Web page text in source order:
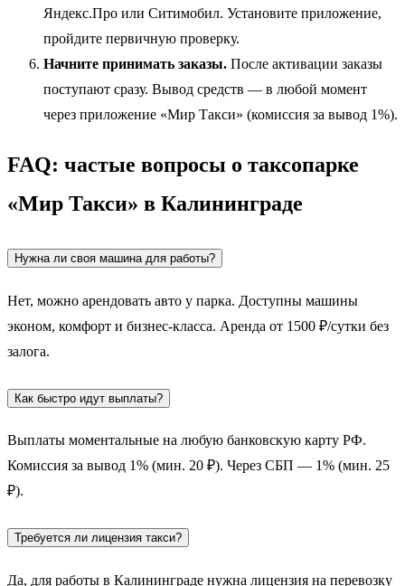
Яндекс.Про или Ситимобил. Установите приложение,
пройдите первичную проверку.
Начните принимать заказы. После активации заказы
поступают сразу. Вывод средств — в любой момент
через приложение «Мир Такси» (комиссия за вывод 1%).
FAQ: частые вопросы о таксопарке
«Мир Такси» в Калининграде
Нужна ли своя машина для работы?
Нет, можно арендовать авто у парка. Доступны машины
эконом, комфорт и бизнес-класса. Аренда от 1500 ₽/сутки без
залога.
Как быстро идут выплаты?
Выплаты моментальные на любую банковскую карту РФ.
Комиссия за вывод 1% (мин. 20 ₽). Через СБП — 1% (мин. 25
₽).
Требуется ли лицензия такси?
Да, для работы в Калининграде нужна лицензия на перевозку